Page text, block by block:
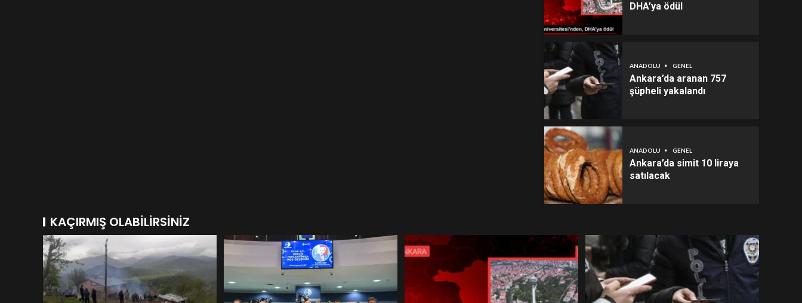
DHA’ya ödül
ANADOLU GENEL
Ankara’da aranan 757
şüpheli yakalandı
ANADOLU GENEL
Ankara’da simit 10 liraya
satılacak
KAÇIRMIŞ OLABILIRSINIZ